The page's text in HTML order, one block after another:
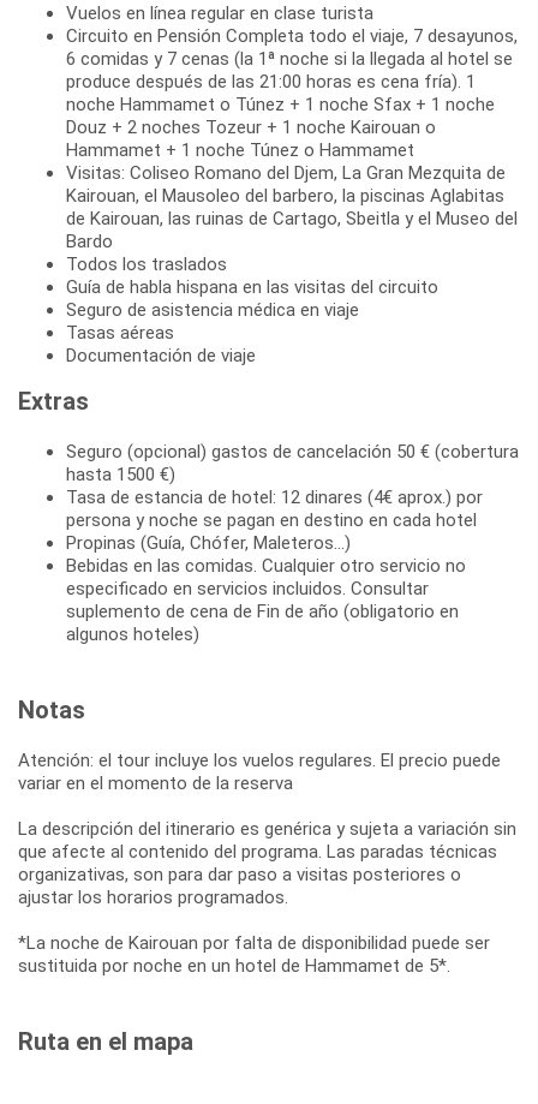
Vuelos en línea regular en clase turista
Circuito en Pensión Completa todo el viaje, 7 desayunos,
6 comidas y 7 cenas (la 1ª noche si la llegada al hotel se
produce después de las 21:00 horas es cena fría). 1
noche Hammamet o Túnez + 1 noche Sfax + 1 noche
Douz + 2 noches Tozeur + 1 noche Kairouan o
Hammamet + 1 noche Túnez o Hammamet
Visitas: Coliseo Romano del Djem, La Gran Mezquita de
Kairouan, el Mausoleo del barbero, la piscinas Aglabitas
de Kairouan, las ruinas de Cartago, Sbeitla y el Museo del
Bardo
Todos los traslados
Guía de habla hispana en las visitas del circuito
Seguro de asistencia médica en viaje
Tasas aéreas
Documentación de viaje
Extras
Seguro (opcional) gastos de cancelación 50 € (cobertura
hasta 1500 €)
Tasa de estancia de hotel: 12 dinares (4€ aprox.) por
persona y noche se pagan en destino en cada hotel
Propinas (Guía, Chófer, Maleteros...)
Bebidas en las comidas. Cualquier otro servicio no
especificado en servicios incluidos. Consultar
suplemento de cena de Fin de año (obligatorio en
algunos hoteles)
Notas
Atención: el tour incluye los vuelos regulares. El precio puede
variar en el momento de la reserva
La descripción del itinerario es genérica y sujeta a variación sin
que afecte al contenido del programa. Las paradas técnicas
organizativas, son para dar paso a visitas posteriores o
ajustar los horarios programados.
*La noche de Kairouan por falta de disponibilidad puede ser
sustituida por noche en un hotel de Hammamet de 5*.
Ruta en el mapa